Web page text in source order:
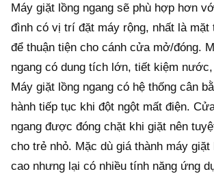
Máy giặt lồng ngang sẽ phù hợp hơn
đình có vị trí đặt máy rộng, nhất là
để thuận tiện cho cánh cửa mở/đóng.
ngang có dung tích lớn, tiết kiệm
Máy giặt lồng ngang có hệ thống cân
hành tiếp tục khi đột ngột mất điện.
ngang được đóng chặt khi giặt nên
cho trẻ nhỏ. Mặc dù giá thành máy giặt
cao nhưng lại có nhiều tính năng ứng